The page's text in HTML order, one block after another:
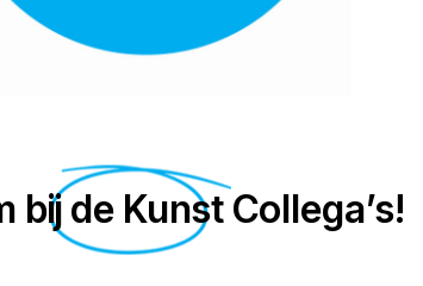
bij de Kunst Collega’s!